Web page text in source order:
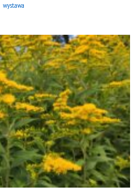
wystawa